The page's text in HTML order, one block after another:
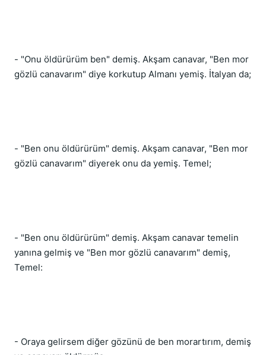
- "Onu öldürürüm ben" demiş. Akşam canavar, "Ben mor
gözlü canavarım" diye korkutup Almanı yemiş. İtalyan da;
- "Ben onu öldürürüm" demiş. Akşam canavar, "Ben mor
gözlü canavarım" diyerek onu da yemiş. Temel;
- "Ben onu öldürürüm" demiş. Akşam canavar temelin
yanına gelmiş ve "Ben mor gözlü canavarım" demiş,
Temel:
- Oraya gelirsem diğer gözünü de ben morartırım, demiş